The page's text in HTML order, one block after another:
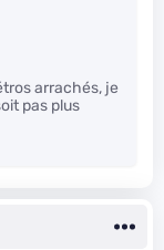
arrachés, je
pas plus